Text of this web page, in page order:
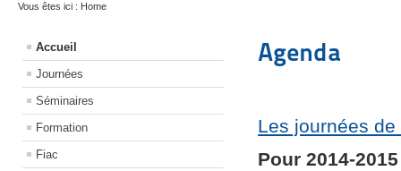
Vous êtes ici : Home
Accueil
Journées
Séminaires
Formation
Fiac
Agenda
Les journées
Pour 2014-